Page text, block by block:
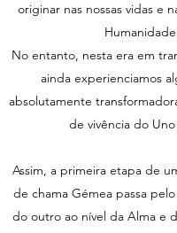
originar nas nossas vidas e
No entanto, nesta era em
ainda experienciamos
absolutamente
de vivência do
Assim, a primeira etapa de
de chama Gémea passa
do outro ao nível da Alma e